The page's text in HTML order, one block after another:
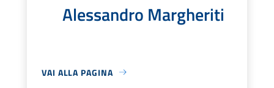
Alessandro Margheriti
VAI ALLA PAGINA